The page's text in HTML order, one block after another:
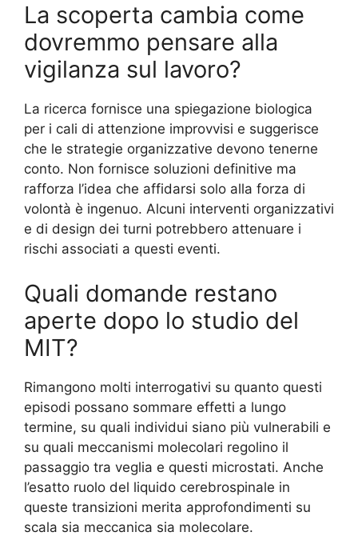
La scoperta cambia come
dovremmo pensare alla
vigilanza sul lavoro?
La ricerca fornisce una spiegazione biologica
per i cali di attenzione improvvisi e suggerisce
che le strategie organizzative devono tenerne
conto. Non fornisce soluzioni definitive ma
rafforza l’idea che affidarsi solo alla forza di
volontà è ingenuo. Alcuni interventi organizzativi
e di design dei turni potrebbero attenuare i
rischi associati a questi eventi.
Quali domande restano
aperte dopo lo studio del
MIT?
Rimangono molti interrogativi su quanto questi
episodi possano sommare effetti a lungo
termine, su quali individui siano più vulnerabili e
su quali meccanismi molecolari regolino il
passaggio tra veglia e questi microstati. Anche
l’esatto ruolo del liquido cerebrospinale in
queste transizioni merita approfondimenti su
scala sia meccanica sia molecolare.